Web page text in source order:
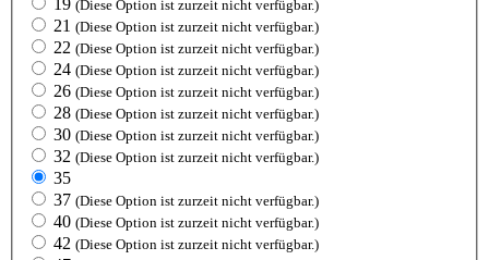
19 (Diese Option ist zurzeit nicht verfügbar.)
21 (Diese Option ist zurzeit nicht verfügbar.)
22 (Diese Option ist zurzeit nicht verfügbar.)
24 (Diese Option ist zurzeit nicht verfügbar.)
26 (Diese Option ist zurzeit nicht verfügbar.)
28 (Diese Option ist zurzeit nicht verfügbar.)
30 (Diese Option ist zurzeit nicht verfügbar.)
32 (Diese Option ist zurzeit nicht verfügbar.)
35
37 (Diese Option ist zurzeit nicht verfügbar.)
40 (Diese Option ist zurzeit nicht verfügbar.)
42 (Diese Option ist zurzeit nicht verfügbar.)